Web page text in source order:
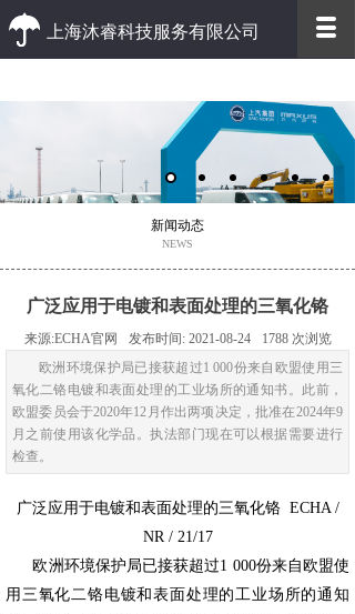
上海沐睿科技服务有限公司
优质的客户服务 高效的办事效率
新闻动态
NEWS
广泛应用于电镀和表面处理的三氧化铬
来源:ECHA官网 发布时间: 2021-08-24 1788 次浏览
欧洲环境保护局已接获超过1 000份来自欧盟使用三
氧化二铬电镀和表面处理的工业场所的通知书。此前，
欧盟委员会于2020年12月作出两项决定，批准在2024年9
月之前使用该化学品。执法部门现在可以根据需要进行
检查。
广泛应用于电镀和表面处理的三氧化铬ECHA /
NR / 21/17
欧洲环境保护局已接获超过1 000份来自欧盟使
用三氧化二铬电镀和表面处理的工业场所的通知